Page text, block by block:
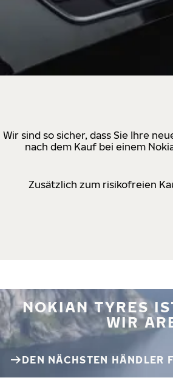
Wir sind so sicher, dass Sie Ihre
nach dem Kauf bei einem
Zusätzlich zum risikofreien
NOKIAN TYRES
WIR
DEN NÄCHSTEN HÄNDLER